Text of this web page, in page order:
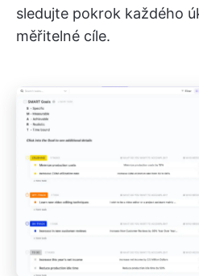
sledujte pokrok každého
měřitelné cíle.